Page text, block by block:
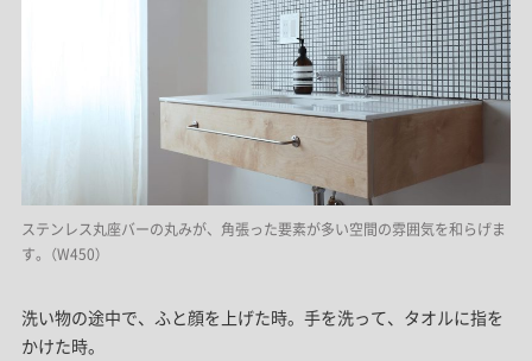
ステンレス丸座バーの丸みが、角張った要素が多い空間の雰囲気を和らげま
す。（W450）
洗い物の途中で、ふと顔を上げた時。手を洗って、タオルに指を
かけた時。